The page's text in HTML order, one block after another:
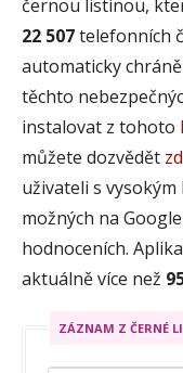
černou listinou,
22 507telefonních
automaticky
těchto
instalovat z tohoto
můžete dozvědět
uživateli s
možných na
hodnoceních.
aktuálně více než
ZÁZNAM Z ČERNÉ